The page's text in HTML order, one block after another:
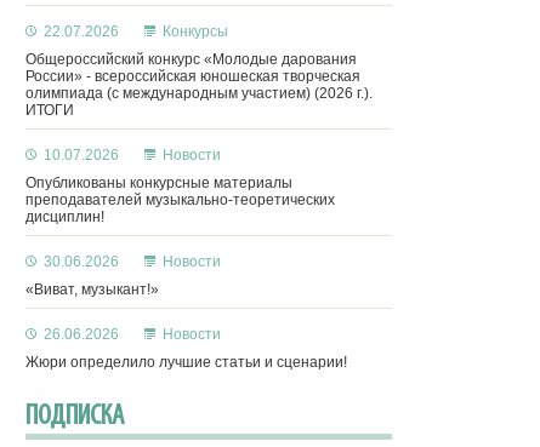
22.07.2026
Конкурсы
Общероссийский конкурс «Молодые дарования
России» - всероссийская юношеская творческая
олимпиада (с международным участием) (2026 г.).
ИТОГИ
10.07.2026
Новости
Опубликованы конкурсные материалы
преподавателей музыкально-теоретических
дисциплин!
30.06.2026
Новости
«Виват, музыкант!»
26.06.2026
Новости
Жюри определило лучшие статьи и сценарии!
ПОДПИСКА